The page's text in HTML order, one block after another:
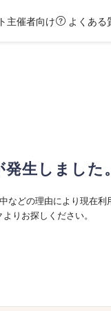
主催者向け よくある
生しました。
などの理由により現在利
りお探しください。